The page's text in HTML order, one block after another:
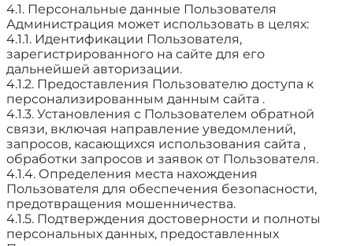
4.1. Персональные данные Пользователя
Администрация может использовать в целях:
4.1.1. Идентификации Пользователя,
зарегистрированного на сайте для его
дальнейшей авторизации.
4.1.2. Предоставления Пользователю доступа к
персонализированным данным сайта .
4.1.3. Установления с Пользователем обратной
связи, включая направление уведомлений,
запросов, касающихся использования сайта ,
обработки запросов и заявок от Пользователя.
4.1.4. Определения места нахождения
Пользователя для обеспечения безопасности,
предотвращения мошенничества.
4.1.5. Подтверждения достоверности и полноты
персональных данных, предоставленных